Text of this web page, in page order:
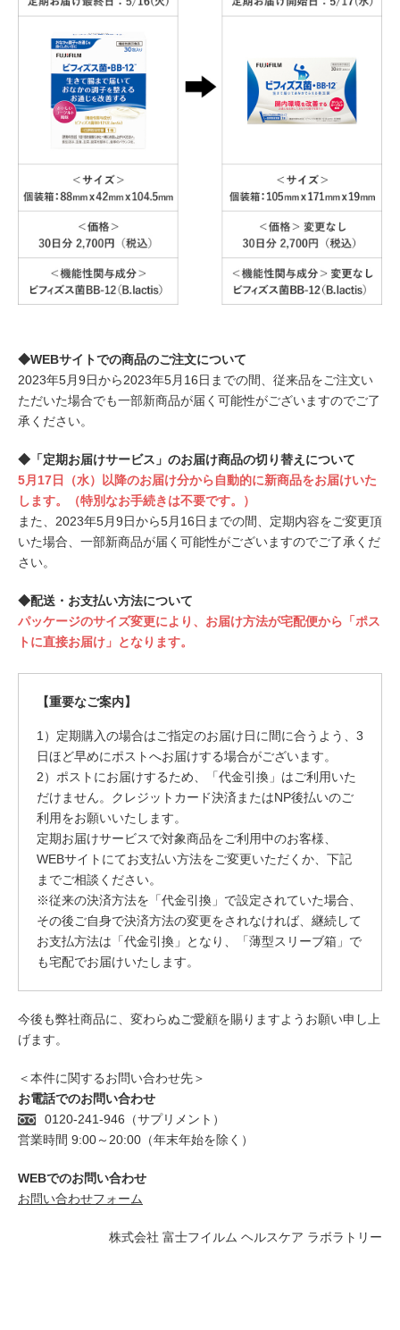
◆WEBサイトでの商品のご注文について
2023年5月9日から2023年5月16日までの間、従来品をご注文い
ただいた場合でも一部新商品が届く可能性がございますのでご了
承ください。
◆「定期お届けサービス」のお届け商品の切り替えについて
5月17日（水）以降のお届け分から自動的に新商品をお届けいた
します。（特別なお手続きは不要です。）
また、2023年5月9日から5月16日までの間、定期内容をご変更頂
いた場合、一部新商品が届く可能性がございますのでご了承くだ
さい。
◆配送・お支払い方法について
パッケージのサイズ変更により、お届け方法が宅配便から「ポス
トに直接お届け」となります。
【重要なご案内】
1）定期購入の場合はご指定のお届け日に間に合うよう、3
日ほど早めにポストへお届けする場合がございます。
2）ポストにお届けするため、「代金引換」はご利用いた
だけません。クレジットカード決済またはNP後払いのご
利用をお願いいたします。
定期お届けサービスで対象商品をご利用中のお客様、
WEBサイトにてお支払い方法をご変更いただくか、下記
までご相談ください。
※従来の決済方法を「代金引換」で設定されていた場合、
その後ご自身で決済方法の変更をされなければ、継続して
お支払方法は「代金引換」となり、「薄型スリーブ箱」で
も宅配でお届けいたします。
今後も弊社商品に、変わらぬご愛顧を賜りますようお願い申し上
げます。
＜本件に関するお問い合わせ先＞
お電話でのお問い合わせ
0120-241-946（サプリメント）
営業時間 9:00～20:00（年末年始を除く）
WEBでのお問い合わせ
お問い合わせフォーム
株式会社 富士フイルム ヘルスケア ラボラトリー